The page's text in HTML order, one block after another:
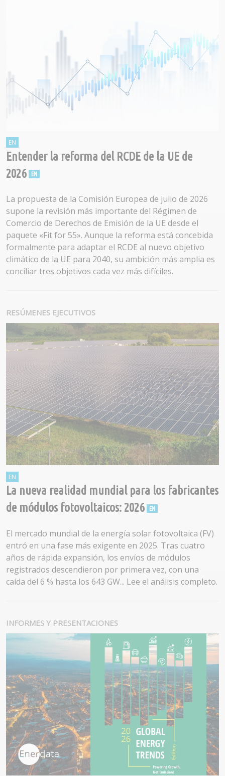
Entender la reforma del RCDE de la UE de
2026
La propuesta de la Comisión Europea de julio de 2026
supone la revisión más importante del Régimen de
Comercio de Derechos de Emisión de la UE desde el
paquete «Fit for 55». Aunque la reforma está concebida
formalmente para adaptar el RCDE al nuevo objetivo
climático de la UE para 2040, su ambición más amplia es
conciliar tres objetivos cada vez más difíciles.
RESÚMENES EJECUTIVOS
La nueva realidad mundial para los fabricantes
de módulos fotovoltaicos: 2026
El mercado mundial de la energía solar fotovoltaica (FV)
entró en una fase más exigente en 2025. Tras cuatro
años de rápida expansión, los envíos de módulos
registrados descendieron por primera vez, con una
caída del 6 % hasta los 643 GW... Lee el análisis completo.
INFORMES Y PRESENTACIONES